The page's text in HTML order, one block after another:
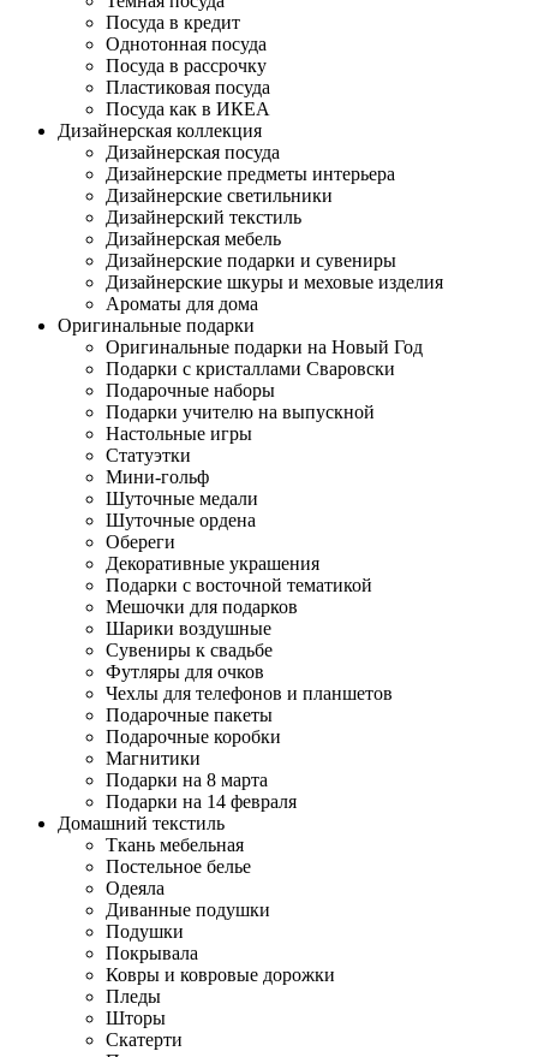
Посуда в кредит
Однотонная посуда
Посуда в рассрочку
Пластиковая посуда
Посуда как в ИКЕА
Дизайнерская коллекция
Дизайнерская посуда
Дизайнерские предметы интерьера
Дизайнерские светильники
Дизайнерский текстиль
Дизайнерская мебель
Дизайнерские подарки и сувениры
Дизайнерские шкуры и меховые изделия
Ароматы для дома
Оригинальные подарки
Оригинальные подарки на Новый Год
Подарки с кристаллами Сваровски
Подарочные наборы
Подарки учителю на выпускной
Настольные игры
Статуэтки
Мини-гольф
Шуточные медали
Шуточные ордена
Обереги
Декоративные украшения
Подарки с восточной тематикой
Мешочки для подарков
Шарики воздушные
Сувениры к свадьбе
Футляры для очков
Чехлы для телефонов и планшетов
Подарочные пакеты
Подарочные коробки
Магнитики
Подарки на 8 марта
Подарки на 14 февраля
Домашний текстиль
Ткань мебельная
Постельное белье
Одеяла
Диванные подушки
Подушки
Покрывала
Ковры и ковровые дорожки
Пледы
Шторы
Скатерти